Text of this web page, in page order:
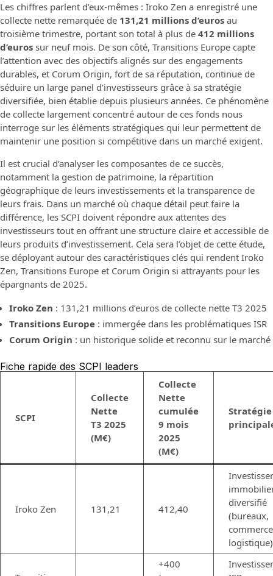
Les chiffres parlent d’eux-mêmes : Iroko Zen a enregistré une
collecte nette remarquée de 131,21 millions d’euros au
troisième trimestre, portant son total à plus de 412 millions
d’euros sur neuf mois. De son côté, Transitions Europe capte
l’attention avec des objectifs alignés sur des engagements
durables, et Corum Origin, fort de sa réputation, continue de
séduire un large panel d’investisseurs grâce à sa stratégie
diversifiée, bien établie depuis plusieurs années. Ce phénomène
de collecte largement concentré autour de ces fonds nous
interroge sur les éléments stratégiques qui leur permettent de
maintenir une position si compétitive dans un marché exigent.
Il est crucial d’analyser les composantes de ce succès,
notamment la gestion de patrimoine, la répartition
géographique de leurs investissements et la transparence de
leurs frais. Dans un marché où chaque détail peut faire la
différence, les SCPI doivent répondre aux attentes des
investisseurs tout en offrant une structure claire et accessible de
leurs produits d’investissement. Cela sera l’objet de cette étude,
se déployant autour des caractéristiques clés qui rendent Iroko
Zen, Transitions Europe et Corum Origin si attrayants pour les
épargnants de 2025.
Iroko Zen : 131,21 millions d’euros de collecte nette T3 2025
Transitions Europe : immergée dans les problématiques ISR
Corum Origin : un historique solide et reconnu sur le marché
Fiche rapide des SCPI leaders
SCPI
Collecte
Nette
T3 2025
(M€)
Collecte
Nette
cumulée
9 mois
2025
(M€)
Stratégie
Iroko Zen 131,21 412,40
diversifié
(bureaux,
logistique)
+400